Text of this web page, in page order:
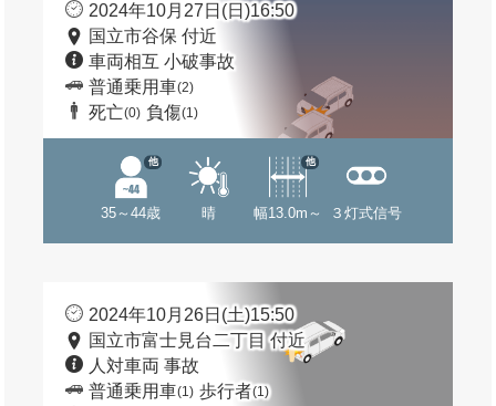
2024年10月27日(日)16:50
国立市谷保 付近
車両相互 小破事故
普通乗用車(2)
死亡(0) 負傷(1)
35～44歳
他
晴 幅13.0m～
他
３灯式信号
2024年10月26日(土)15:50
国立市富士見台二丁目 付近
人対車両 事故
普通乗用車(1) 歩行者(1)